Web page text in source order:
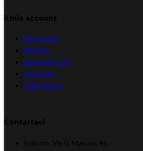
My account
Wish list
Schopping Cart
Check out
Order history